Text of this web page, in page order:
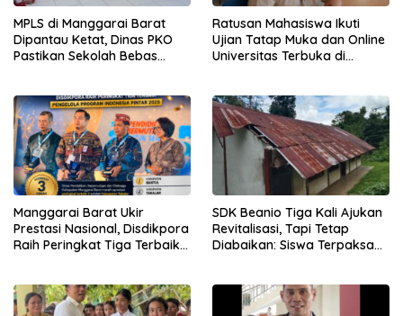
MPLS di Manggarai Barat
Dipantau Ketat, Dinas PKO
Pastikan Sekolah Bebas
Ratusan Mahasiswa Ikuti
Ujian Tatap Muka dan Online
Universitas Terbuka di
Manggarai Barat Ukir
Prestasi Nasional, Disdikpora
Raih Peringkat Tiga Terbaik
SDK Beanio Tiga Kali Ajukan
Revitalisasi, Tapi Tetap
Diabaikan: Siswa Terpaksa